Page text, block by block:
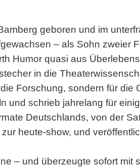
geboren und im
– als Sohn zweier
Humor quasi aus
in die
Forschung, sondern für die
und schrieb jahrelang für
Deutschlands, von der
zur heute-show, und
– und überzeugte sofort mit